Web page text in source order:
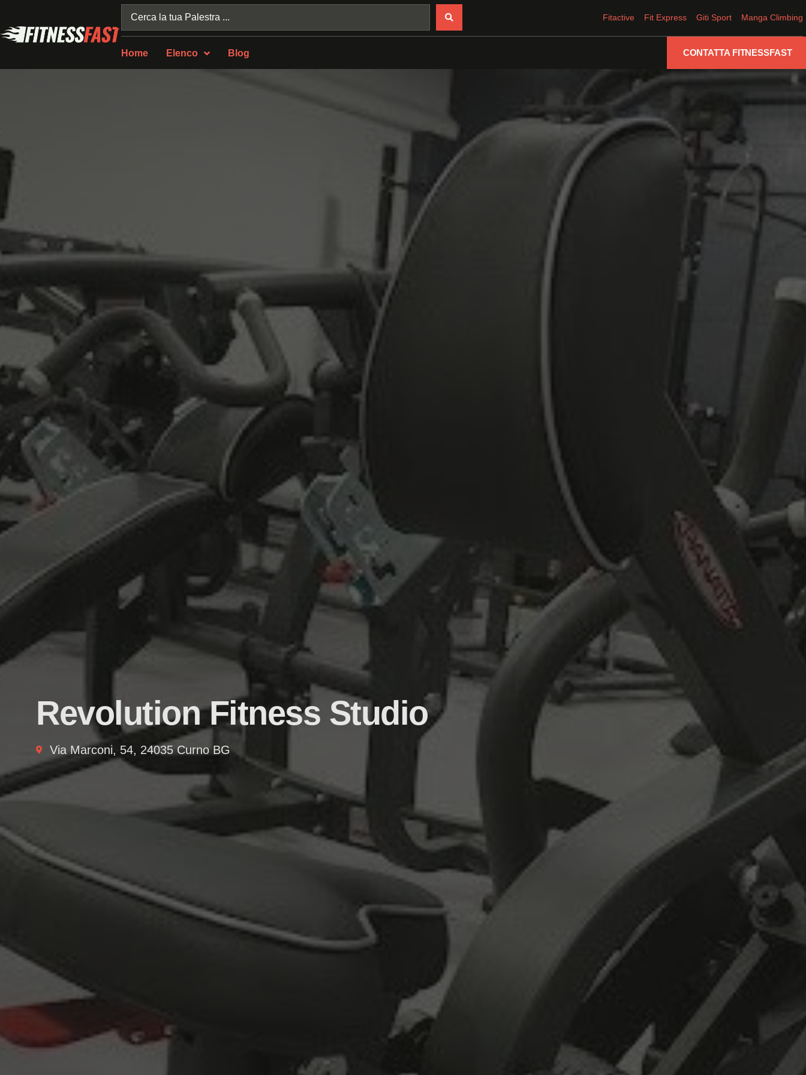
Fitactive Fit Express Giti Sport Manga Climbing
Home Elenco Blog CONTATTA FITNESSFAST
Revolution Fitness Studio
Via Marconi, 54, 24035 Curno BG